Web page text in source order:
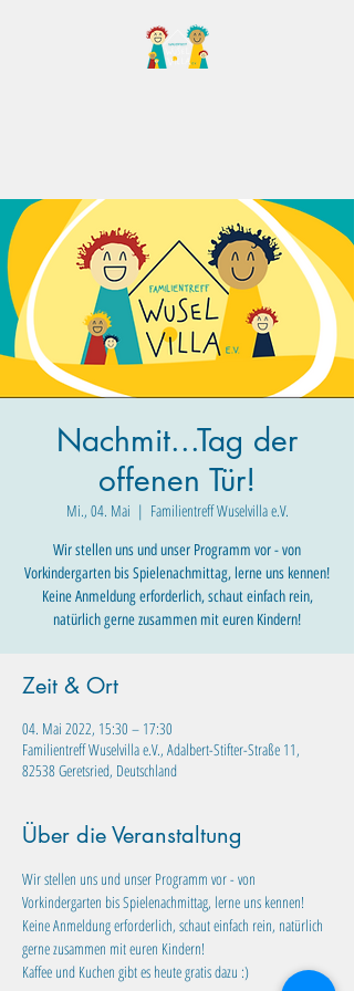
Nachmit...Tag der
offenen Tür!
Mi., 04. Mai
  |
Familientreff Wuselvilla e.V.
Wir stellen uns und unser Programm vor - von
Vorkindergarten bis Spielenachmittag, lerne uns kennen!
Keine Anmeldung erforderlich, schaut einfach rein,
natürlich gerne zusammen mit euren Kindern!
Zeit & Ort
04. Mai 2022, 15:30 – 17:30
Familientreff Wuselvilla e.V., Adalbert-Stifter-Straße 11,
82538 Geretsried, Deutschland
Über die Veranstaltung
Wir stellen uns und unser Programm vor - von
Vorkindergarten bis Spielenachmittag, lerne uns kennen!
Keine Anmeldung erforderlich, schaut einfach rein, natürlich
gerne zusammen mit euren Kindern!
Kaffee und Kuchen gibt es heute gratis dazu :)